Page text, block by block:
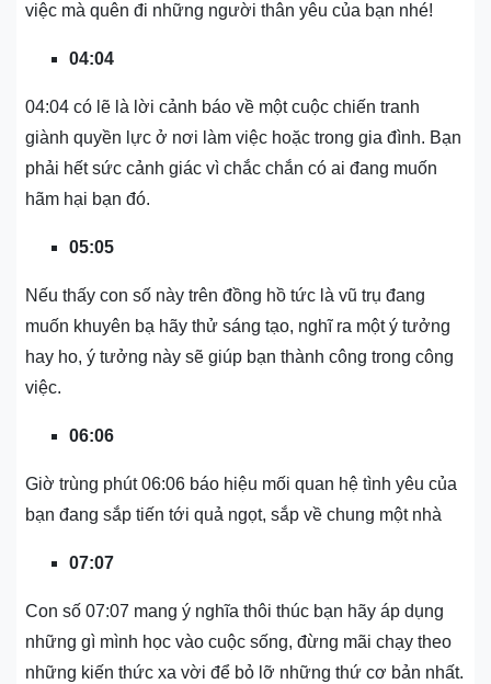
việc mà quên đi những người thân yêu của bạn nhé!
04:04
04:04 có lẽ là lời cảnh báo về một cuộc chiến tranh
giành quyền lực ở nơi làm việc hoặc trong gia đình. Bạn
phải hết sức cảnh giác vì chắc chắn có ai đang muốn
hãm hại bạn đó.
05:05
Nếu thấy con số này trên đồng hồ tức là vũ trụ đang
muốn khuyên bạ hãy thử sáng tạo, nghĩ ra một ý tưởng
hay ho, ý tưởng này sẽ giúp bạn thành công trong công
việc.
06:06
Giờ trùng phút 06:06 báo hiệu mối quan hệ tình yêu của
bạn đang sắp tiến tới quả ngọt, sắp về chung một nhà
07:07
Con số 07:07 mang ý nghĩa thôi thúc bạn hãy áp dụng
những gì mình học vào cuộc sống, đừng mãi chạy theo
những kiến thức xa vời để bỏ lỡ những thứ cơ bản nhất.